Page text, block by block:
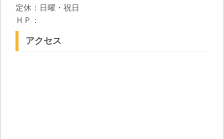
定休：日曜・祝日
ＨＰ：
アクセス